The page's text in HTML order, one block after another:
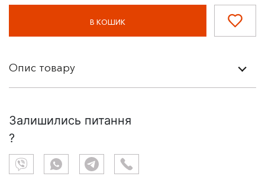
В КОШИК
Опис товару
Залишились питання
?